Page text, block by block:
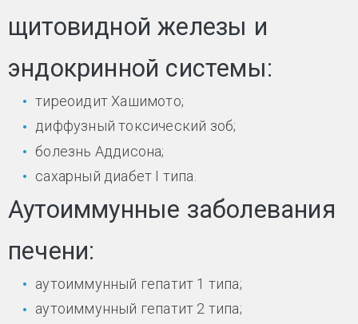
щитовидной железы и
эндокринной системы:
тиреоидит Хашимото;
диффузный токсический зоб;
болезнь Аддисона;
сахарный диабет I типа.
Аутоиммунные заболевания
печени:
аутоиммунный гепатит 1 типа;
аутоиммунный гепатит 2 типа;